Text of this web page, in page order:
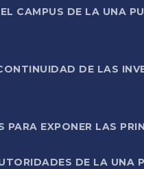
CAMPUS DE LA UNA
DE LAS
EXPONER LAS
DE LA UNA